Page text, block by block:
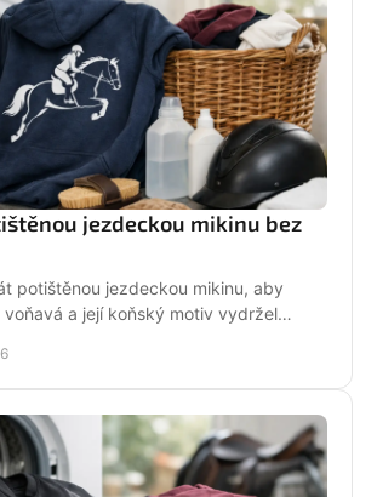
jezdeckou mikinu bez
potištěnou jezdeckou mikinu, aby
voňavá a její koňský motiv vydržel